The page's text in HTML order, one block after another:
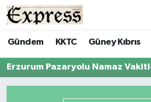
Gündem KKTC Güney Kıbrıs
Erzurum Pazaryolu Namaz
ALAYKÖY
ALSANCAK
Hava Durumu
Trafik Durumu